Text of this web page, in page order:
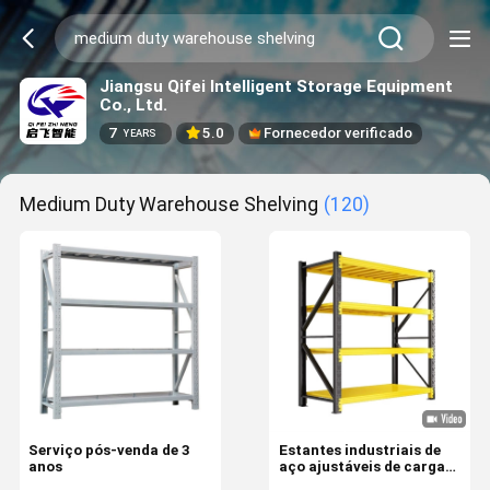
Jiangsu Qifei Intelligent Storage Equipment
Co., Ltd.
7 YEARS 5.0 Fornecedor verificado
Medium Duty Warehouse Shelving (120)
Serviço pós-venda de 3
anos
Estantes industriais de
aço ajustáveis de carga